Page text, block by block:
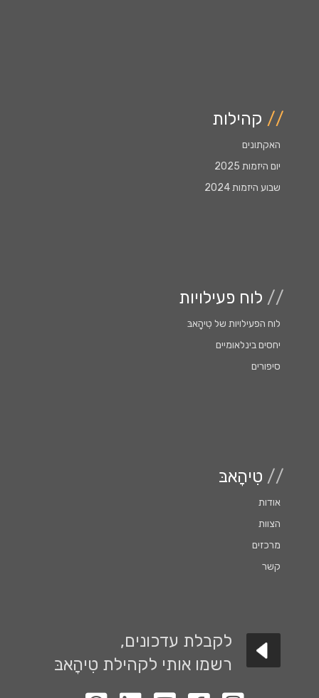
// קהילות
האקתונים
יום היזמות 2025
שבוע היזמות 2024
// לוח פעילויות
לוח הפעילויות של טִִיהָָאבּ
יחסים בינלאומיים
סיפורים
// טִיהָאבּ
אודות
הצוות
מרכזים
קשר
לקבלת עדכונים,
רשמו אותי לקהילת טִיהָאבּ